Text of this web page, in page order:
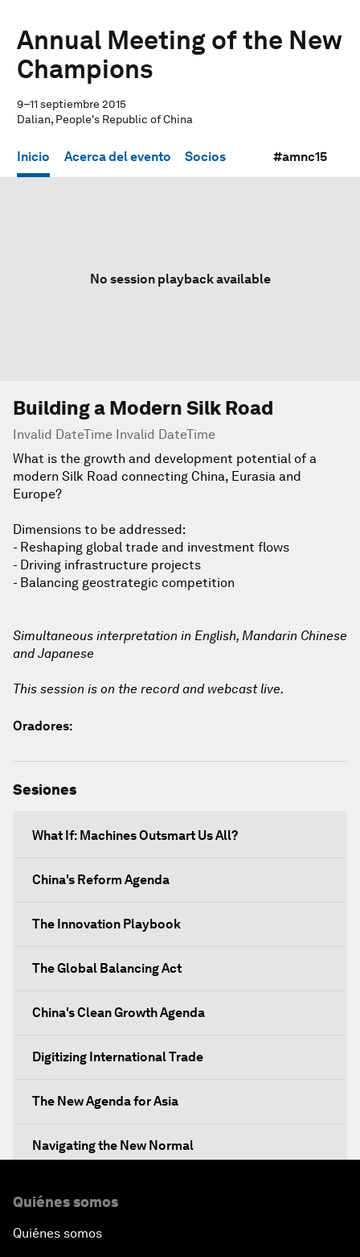
Annual Meeting of the New
Champions
9–11 septiembre 2015
Dalian, People's Republic of China
Inicio Acerca del evento Socios #amnc15
No session playback available
Building a Modern Silk Road
Invalid DateTime Invalid DateTime
What is the growth and development potential of a
modern Silk Road connecting China, Eurasia and
Europe?
Dimensions to be addressed:
- Reshaping global trade and investment flows
- Driving infrastructure projects
- Balancing geostrategic competition
Simultaneous interpretation in English, Mandarin Chinese
and Japanese
This session is on the record and webcast live.
Oradores:
Sesiones
What If: Machines Outsmart Us All?
China's Reform Agenda
The Innovation Playbook
The Global Balancing Act
China's Clean Growth Agenda
Digitizing International Trade
The New Agenda for Asia
Navigating the New Normal
Cooperation
Quiénes somos
Quiénes somos